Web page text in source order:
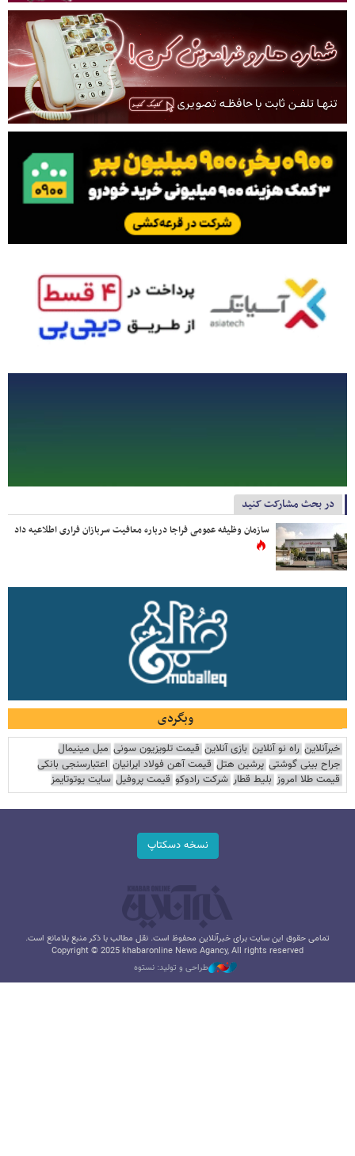
در بحث مشارکت کنید
سازمان وظیفه عمومی فراجا درباره معافیت سربازان فراری اطلاعیه داد
وبگردی
خبرآنلاین راه نو آنلاین بازی آنلاین قیمت تلویزیون سونی مبل مینیمال
جراح بینی گوشتی پرشین هتل قیمت آهن فولاد ایرانیان اعتبارسنجی بانکی
قیمت طلا امروز بلیط قطار شرکت رادوکو قیمت پروفیل سایت یوتوتایمز
نسخه دسکتاپ
تمامی حقوق این سایت برای خبرآنلاین محفوظ است. نقل مطالب با ذکر منبع بلامانع است.
Copyright © 2025 khabaronline News Agancy, All rights reserved
طراحی و تولید: نستوه